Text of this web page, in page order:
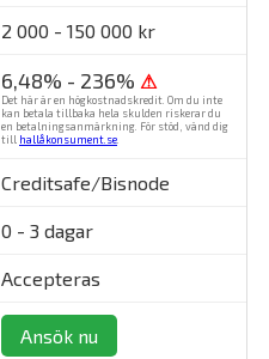
2 000 - 150 000 kr
6,48% - 236% ⚠
Det här är en högkostnadskredit. Om du inte
kan betala tillbaka hela skulden riskerar du
en betalningsanmärkning. För stöd, vänd dig
till hallåkonsument.se
Creditsafe/Bisnode
0 - 3 dagar
Accepteras
Ansök nu